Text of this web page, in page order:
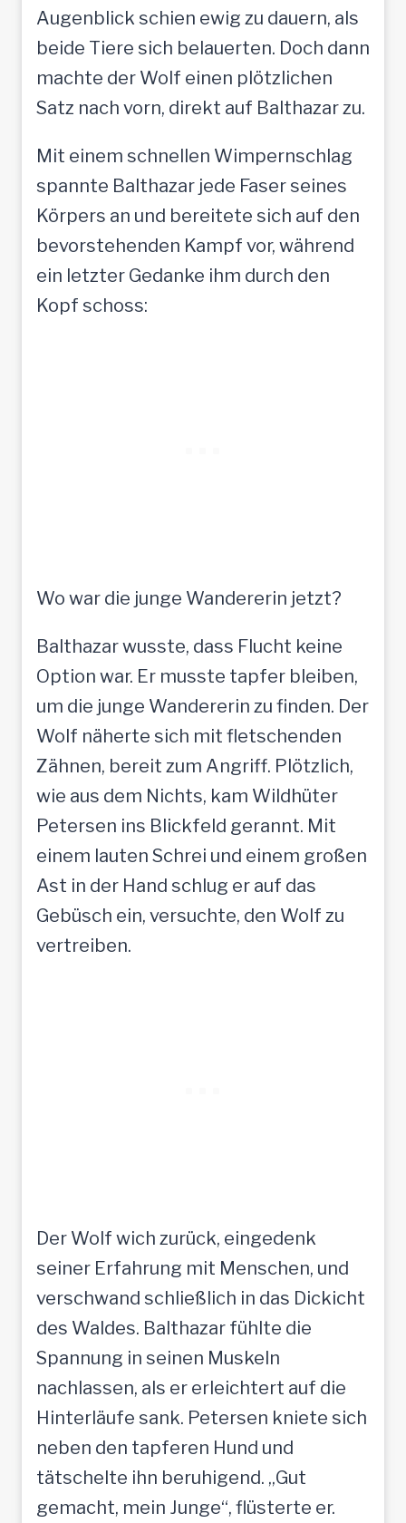
Augenblick schien ewig zu dauern, als
beide Tiere sich belauerten. Doch dann
machte der Wolf einen plötzlichen
Satz nach vorn, direkt auf Balthazar zu.
Mit einem schnellen Wimpernschlag
spannte Balthazar jede Faser seines
Körpers an und bereitete sich auf den
bevorstehenden Kampf vor, während
ein letzter Gedanke ihm durch den
Kopf schoss:
Wo war die junge Wandererin jetzt?
Balthazar wusste, dass Flucht keine
Option war. Er musste tapfer bleiben,
um die junge Wandererin zu finden. Der
Wolf näherte sich mit fletschenden
Zähnen, bereit zum Angriff. Plötzlich,
wie aus dem Nichts, kam Wildhüter
Petersen ins Blickfeld gerannt. Mit
einem lauten Schrei und einem großen
Ast in der Hand schlug er auf das
Gebüsch ein, versuchte, den Wolf zu
vertreiben.
Der Wolf wich zurück, eingedenk
seiner Erfahrung mit Menschen, und
verschwand schließlich in das Dickicht
des Waldes. Balthazar fühlte die
Spannung in seinen Muskeln
nachlassen, als er erleichtert auf die
Hinterläufe sank. Petersen kniete sich
neben den tapferen Hund und
tätschelte ihn beruhigend. „Gut
gemacht, mein Junge“, flüsterte er.